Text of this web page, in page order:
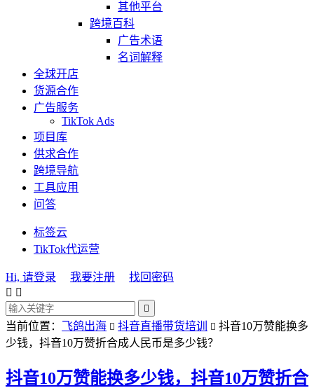
其他平台
跨境百科
广告术语
名词解释
全球开店
货源合作
广告服务
TikTok Ads
项目库
供求合作
跨境导航
工具应用
问答
标签云
TikTok代运营
Hi, 请登录 我要注册
找回密码
 

当前位置： 飞鸽出海  抖音直播带货培训  抖音10万赞能换多
少钱，抖音10万赞折合成人民币是多少钱？
抖音10万赞能换多少钱，抖音10万赞折合